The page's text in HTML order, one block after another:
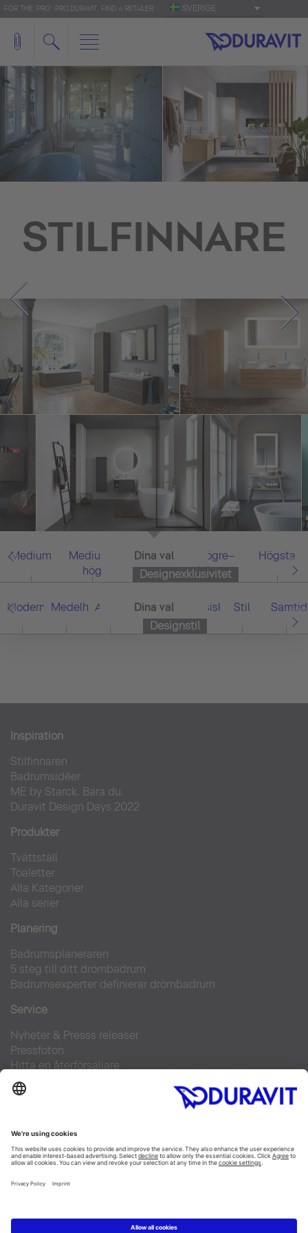
FOR THE 'PRO': PRO.DURAVIT FIND A RETAILER SVERIGE
STILFINNARE
Medium
Medium–
hög
Allt
Högre–
högsta
Högsta
Designexklusivitet
Dina val
Modern MedelhavetAsiatisk Allt Klassisk Stil
Designstil
Dina val
Inspiration
Stilfinnaren
Badrumsidéer
ME by Starck. Bara du.
Duravit Design Days 2022
Produkter
Tvättställ
Toaletter
Alla Kategorier
Alla serier
Planering
Badrumsplaneraren
5 steg till ditt drömbadrum
Badrumsexperter definierar drömbadrum
Service
Nyheter & Presss releaser
Pressfoton
Hitta en återförsäljare
FAQs
Facebook
Instagram
Pinterest
Flickr
Copyright © 2026 Duravit AG